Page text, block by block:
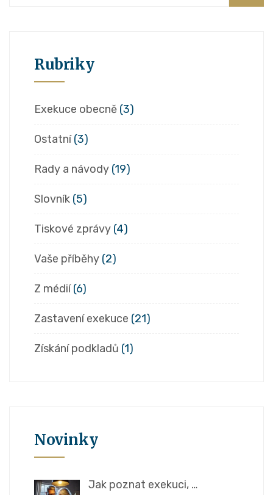
Rubriky
Exekuce obecně (3)
Ostatní(3)
Rady a návody (19)
Slovník (5)
Tiskové zprávy (4)
Vaše příběhy (2)
Z médií(6)
Zastavení exekuce (21)
Získání podkladů (1)
Novinky
Jak poznat exekuci, …